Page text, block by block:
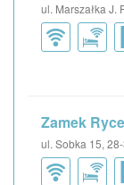
ul. Marszałka J.
Zamek
ul. Sobka 15,